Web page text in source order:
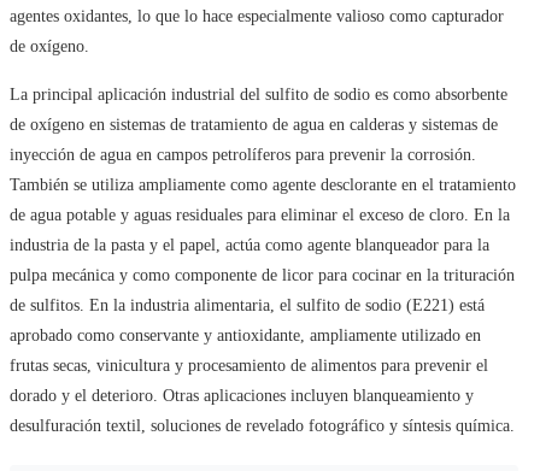
agentes oxidantes, lo que lo hace especialmente valioso como capturador
de oxígeno.
La principal aplicación industrial del sulfito de sodio es como absorbente
de oxígeno en sistemas de tratamiento de agua en calderas y sistemas de
inyección de agua en campos petrolíferos para prevenir la corrosión.
También se utiliza ampliamente como agente desclorante en el tratamiento
de agua potable y aguas residuales para eliminar el exceso de cloro. En la
industria de la pasta y el papel, actúa como agente blanqueador para la
pulpa mecánica y como componente de licor para cocinar en la trituración
de sulfitos. En la industria alimentaria, el sulfito de sodio (E221) está
aprobado como conservante y antioxidante, ampliamente utilizado en
frutas secas, vinicultura y procesamiento de alimentos para prevenir el
dorado y el deterioro. Otras aplicaciones incluyen blanqueamiento y
desulfuración textil, soluciones de revelado fotográfico y síntesis química.